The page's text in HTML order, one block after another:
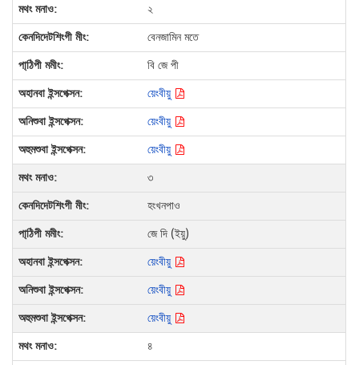
২
বেনজামিন মতে
বি জে পী
য়েংবীয়ু
য়েংবীয়ু
য়েংবীয়ু
৩
হংখনপাও
জে দি (ইয়ু)
য়েংবীয়ু
য়েংবীয়ু
য়েংবীয়ু
৪